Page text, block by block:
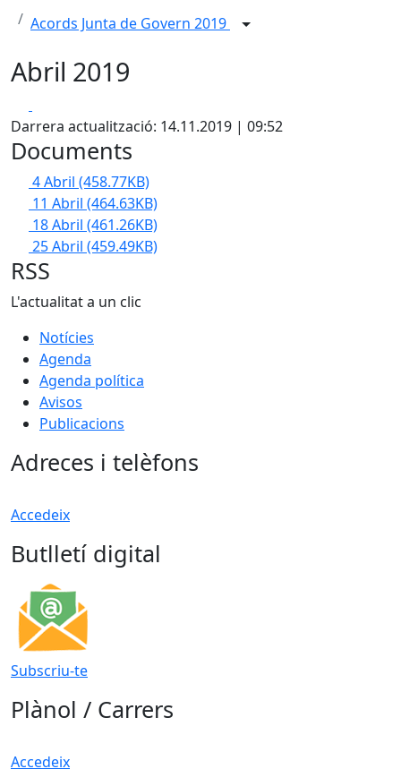
Acords Junta de Govern 2019
Abril 2019
Darrera actualització: 14.11.2019 | 09:52
Documents
4 Abril (458.77KB)
11 Abril (464.63KB)
18 Abril (461.26KB)
25 Abril (459.49KB)
RSS
L'actualitat a un clic
Notícies
Agenda
Agenda política
Avisos
Publicacions
Adreces i telèfons
Accedeix
Butlletí digital
Subscriu-te
Plànol / Carrers
Accedeix